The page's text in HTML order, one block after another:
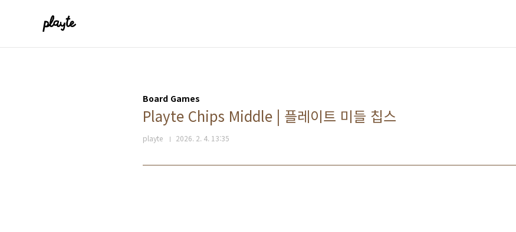
Board Games
Playte Chips Middle | 플레이트 미들 칩스
playte 2026. 2. 4. 13:35